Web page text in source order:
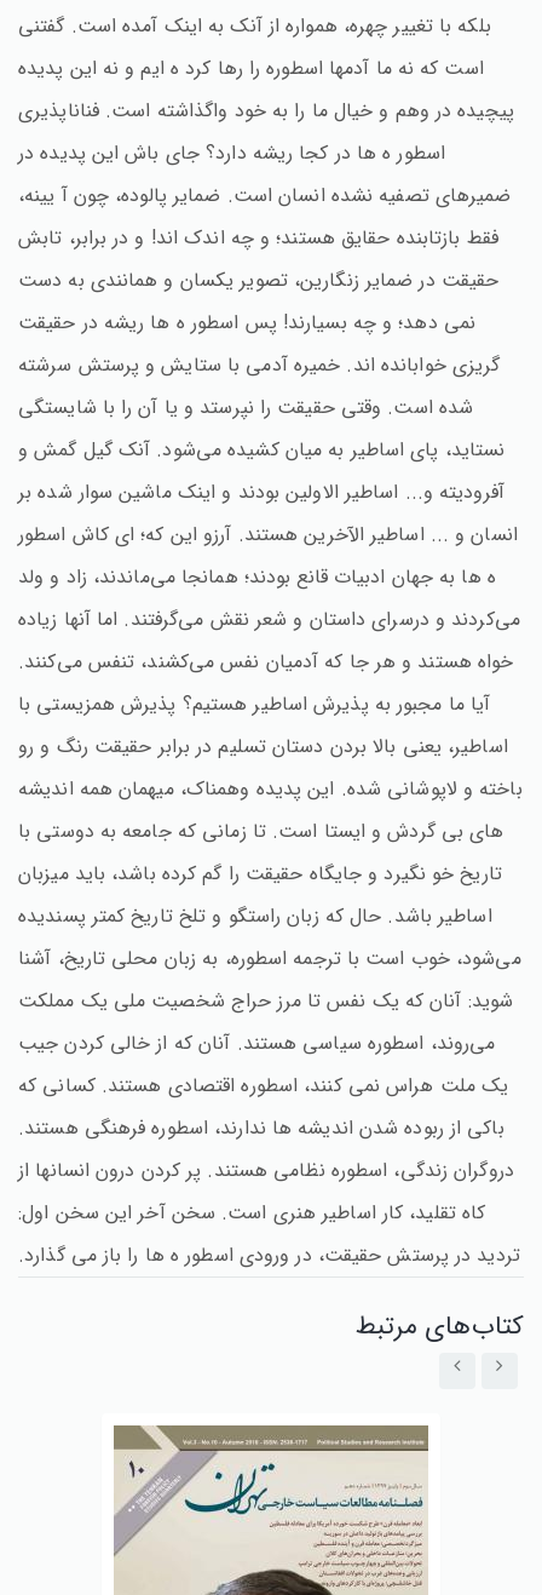
بلکه با تغییر چهره، همواره از آنک به اینک آمده است. گفتنی
است که نه ما آدمها اسطوره را رها کرد ه ایم و نه این پدیده
پیچیده در وهم و خیال ما را به خود واگذاشته است. فناناپذیری
اسطور ه ها در کجا ریشه دارد؟ جای باش این پدیده در
ضمیرهای تصفیه نشده انسان است. ضمایر پالوده، چون آ یینه،
فقط بازتابنده حقایق هستند؛ و چه اندک اند! و در برابر، تابش
حقیقت در ضمایر زنگارین، تصویر یکسان و همانندی به دست
نمی دهد؛ و چه بسیارند! پس اسطور ه ها ریشه در حقیقت
گریزی خوابانده اند. خمیره آدمی با ستایش و پرستش سرشته
شده است. وقتی حقیقت را نپرستد و یا آن را با شایستگی
نستاید، پای اساطیر به میان کشیده می‌شود. آنک گیل گمش و
آفرودیته و... اساطیر الاولین بودند و اینک ماشین سوار شده بر
انسان و ... اساطیر الآخرین هستند. آرزو این که؛ ای کاش اسطور
ه ها به جهان ادبیات قانع بودند؛ همانجا می‌ماندند، زاد و ولد
می‌کردند و درسرای داستان و شعر نقش می‌گرفتند. اما آنها زیاده
خواه هستند و هر جا که آدمیان نفس می‌کشند، تنفس می‌کنند.
آیا ما مجبور به پذیرش اساطیر هستیم؟ پذیرش همزیستی با
اساطیر، یعنی بالا بردن دستان تسلیم در برابر حقیقت رنگ و رو
باخته و لاپوشانی شده. این پدیده وهمناک، میهمان همه اندیشه
های بی گردش و ایستا است. تا زمانی که جامعه به دوستی با
تاریخ خو نگیرد و جایگاه حقیقت را گم کرده باشد، باید میزبان
اساطیر باشد. حال که زبان راستگو و تلخ تاریخ کمتر پسندیده
می‌شود، خوب است با ترجمه اسطوره، به زبان محلی تاریخ، آشنا
شوید: آنان که یک نفس تا مرز حراج شخصیت ملی یک مملکت
می‌روند، اسطوره سیاسی هستند. آنان که از خالی کردن جیب
یک ملت هراس نمی کنند، اسطوره اقتصادی هستند. کسانی که
باکی از ربوده شدن اندیشه ها ندارند، اسطوره فرهنگی هستند.
دروگران زندگی، اسطوره نظامی هستند. پر کردن درون انسانها از
کاه تقلید، کار اساطیر هنری است. سخن آخر این سخن اول:
تردید در پرستش حقیقت، در ورودی اسطور ه ها را باز می ‌گذارد.
کتاب‌های مرتبط